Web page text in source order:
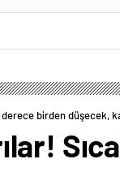
birden düşecek,